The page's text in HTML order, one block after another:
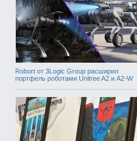
Robort от 3Logic Group расширил
портфель роботами Unitree A2 и A2-W